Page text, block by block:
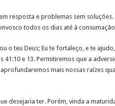
resposta e problemas sem
todos os dias até à
o teu Deus; Eu te fortaleço, e te
e 13. Permitiremos que a
mais nossas raízes
desejaria ter. Porém, vinda a